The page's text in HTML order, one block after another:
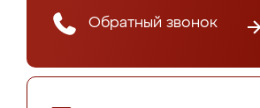
Обратный звонок